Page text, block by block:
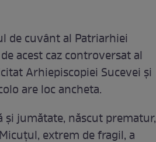
de cuvânt al Patriarhiei
acest caz controversat al
Arhiepiscopiei Sucevei şi
are loc ancheta.
jumătate, născut prematur,
extrem de fragil, a